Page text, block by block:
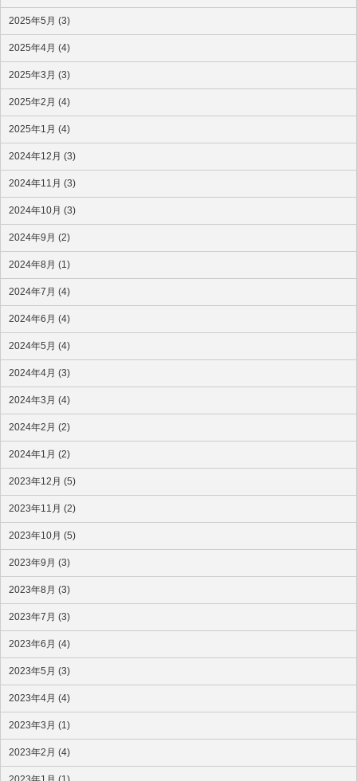
2025年5月 (3)
2025年4月 (4)
2025年3月 (3)
2025年2月 (4)
2025年1月 (4)
2024年12月 (3)
2024年11月 (3)
2024年10月 (3)
2024年9月 (2)
2024年8月 (1)
2024年7月 (4)
2024年6月 (4)
2024年5月 (4)
2024年4月 (3)
2024年3月 (4)
2024年2月 (2)
2024年1月 (2)
2023年12月 (5)
2023年11月 (2)
2023年10月 (5)
2023年9月 (3)
2023年8月 (3)
2023年7月 (3)
2023年6月 (4)
2023年5月 (3)
2023年4月 (4)
2023年3月 (1)
2023年2月 (4)